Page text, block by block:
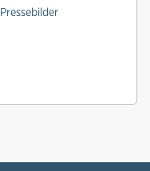
Pressebilder